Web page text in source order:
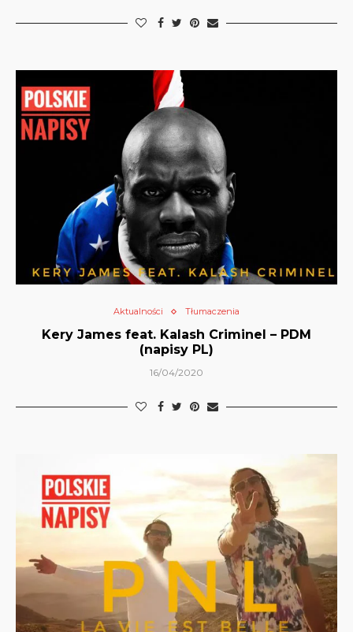
Aktualności Tłumaczenia
Kery James feat. Kalash Criminel – PDM
(napisy PL)
16/04/2020